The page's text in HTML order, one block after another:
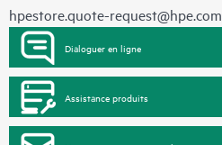
hpestore.quote-request@hpe.com
Dialoguer en ligne
Assistance produits